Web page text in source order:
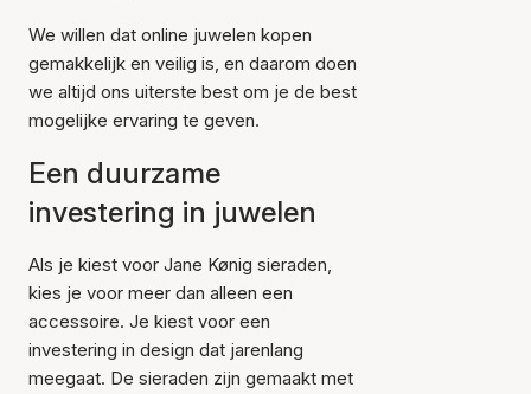
We willen dat online juwelen kopen
gemakkelijk en veilig is, en daarom doen
we altijd ons uiterste best om je de best
mogelijke ervaring te geven.
Een duurzame
investering in juwelen
Als je kiest voor Jane Kønig sieraden,
kies je voor meer dan alleen een
accessoire. Je kiest voor een
investering in design dat jarenlang
meegaat. De sieraden zijn gemaakt met